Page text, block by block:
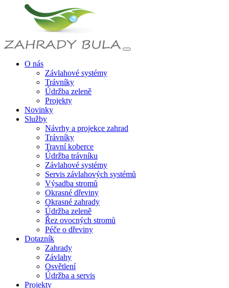
O nás
Závlahové systémy
Trávníky
Údržba zeleně
Projekty
Novinky
Služby
Návrhy a projekce zahrad
Trávníky
Travní koberce
Údržba trávníku
Závlahové systémy
Servis závlahových systémů
Výsadba stromů
Okrasné dřeviny
Okrasné zahrady
Údržba zeleně
Řez ovocných stromů
Péče o dřeviny
Dotazník
Zahrady
Závlahy
Osvětlení
Údržba a servis
Projekty